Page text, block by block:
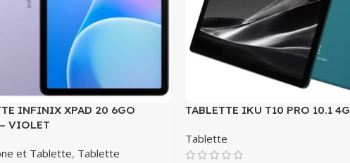
INFINIX XPAD 20 6GO
VIOLET
et Tablette, Tablette
TABLETTE IKU T10 PRO 10.1 4G
Tablette